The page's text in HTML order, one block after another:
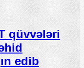
qüvvələri
edib